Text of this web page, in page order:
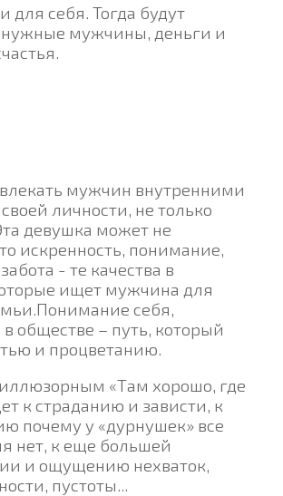
для себя. Тогда будут
нужные мужчины, деньги и
мужчин внутренними
личности, не только
девушка может не
искренность, понимание,
- те качества в
ищет мужчина для
Понимание себя,
обществе – путь, который
и процветанию.
«Там хорошо, где
к страданию и зависти, к
почему у «дурнушек» все
нет, к еще большей
и ощущению нехваток,
пустоты...